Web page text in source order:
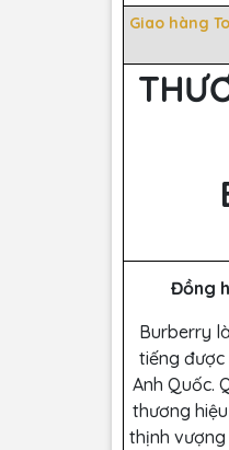
Giao hàng
Đồng
Burberry
tiếng được
Anh Quốc.
thương
thịnh